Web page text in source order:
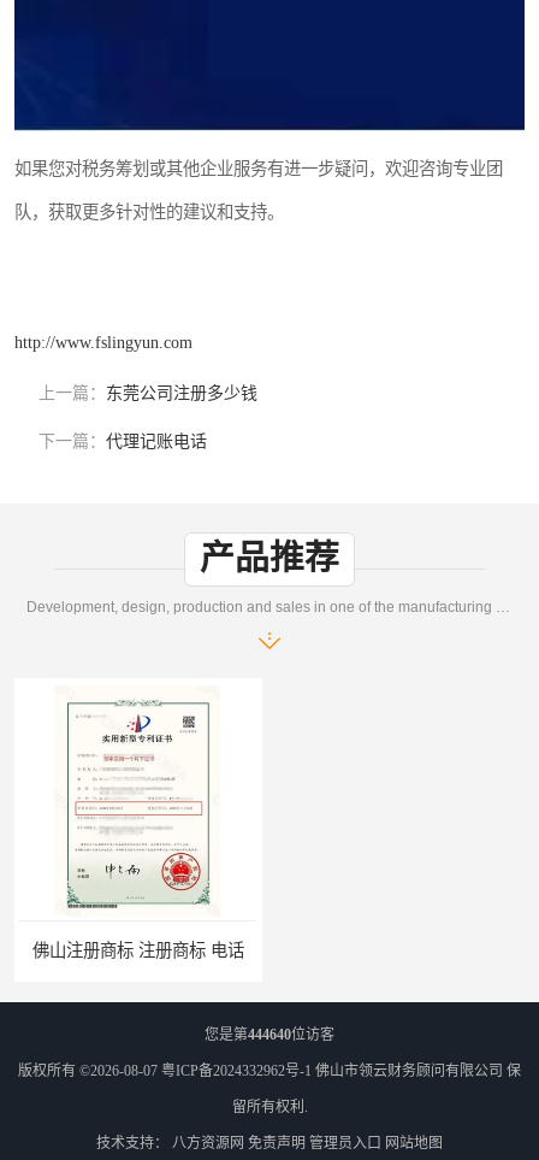
如果您对税务筹划或其他企业服务有进一步疑问，欢迎咨询专业团
队，获取更多针对性的建议和支持。
http://www.fslingyun.com
上一篇： 东莞公司注册多少钱
下一篇： 代理记账电话
产品推荐
Development, design, production and sales in one of the manufacturing enterprises
佛山注册商标 注册商标 电话
您是第444640位访客
版权所有 ©2026-08-07 粤ICP备2024332962号-1 佛山市领云财务顾问有限公司 保
留所有权利.
技术支持： 八方资源网 免责声明 管理员入口 网站地图